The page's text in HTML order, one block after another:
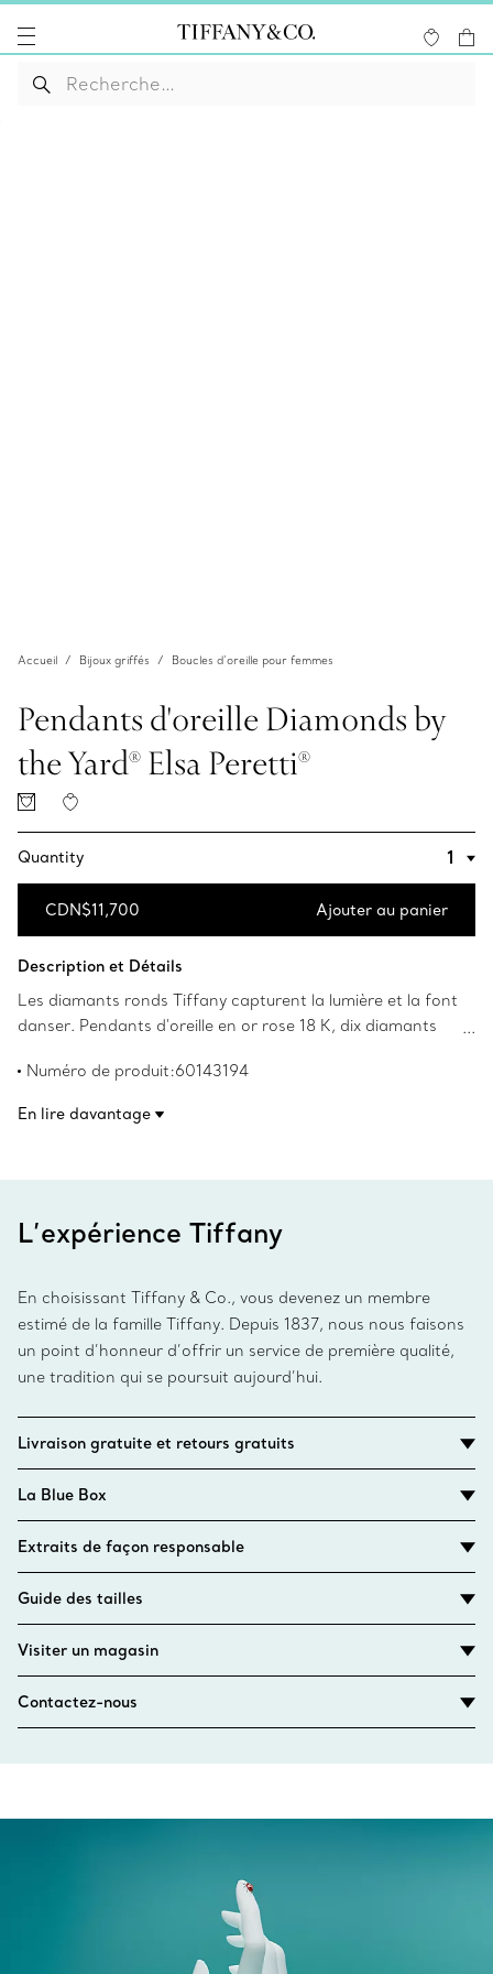
Accueil Bijoux griffés Boucles d’oreille pour femmes
Pendants d'oreille Diamonds by
the Yard® Elsa Peretti®
Quantity
CDN$11,700 Ajouter au panier
Description et Détails
Les diamants ronds Tiffany capturent la lumière et la font
danser. Pendants d'oreille en or rose 18 K, dix diamants
0,47. Les droits d’auteur sur les créations originales sont
Numéro de produit:60143194
En lire davantage
L’expérience Tiffany
En choisissant Tiffany & Co., vous devenez un membre
estimé de la famille Tiffany. Depuis 1837, nous nous faisons
un point d’honneur d’offrir un service de première qualité,
une tradition qui se poursuit aujourd’hui.
Livraison gratuite et retours gratuits
La Blue Box
Extraits de façon responsable
Guide des tailles
Visiter un magasin
Contactez-nous